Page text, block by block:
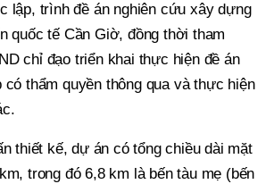
lập, trình đề án nghiên cứu xây dựng
quốc tế Cần Giờ, đồng thời tham
chỉ đạo triển khai thực hiện đề án
thẩm quyền thông qua và thực hiện
thiết kế, dự án có tổng chiều dài mặt
trong đó 6,8 km là bến tàu mẹ (bến